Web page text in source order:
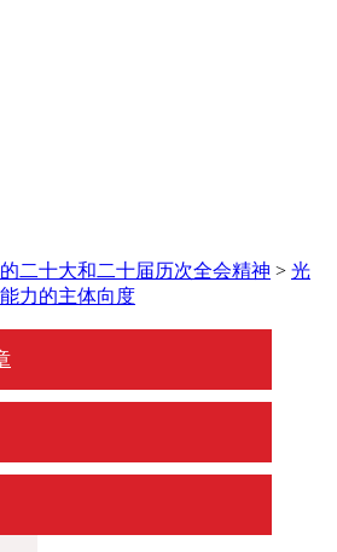
二十大和二十届历次全会精神 > 光
力的主体向度